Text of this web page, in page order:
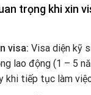
trọng khi xin
visa: Visa diện kỹ
lao động (1 – 5
khi tiếp tục làm